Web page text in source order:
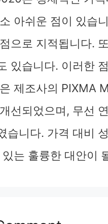
아쉬운 점이 있습
으로 지적됩니다.
있습니다. 이러한
제조사의 PIXMA
선되었으며, 무선
습니다. 가격 대비
는 훌륭한 대안이